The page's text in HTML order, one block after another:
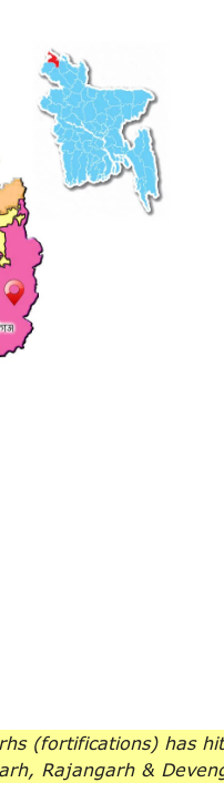
(fortifications) has
Rajangarh &